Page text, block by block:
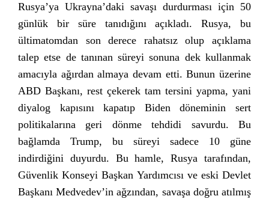
Rusya’ya Ukrayna’daki savaşı durdurması için 50
günlük bir süre tanıdığını açıkladı. Rusya, bu
ültimatomdan son derece rahatsız olup açıklama
talep etse de tanınan süreyi sonuna dek kullanmak
amacıyla ağırdan almaya devam etti. Bunun üzerine
ABD Başkanı, rest çekerek tam tersini yapma, yani
diyalog kapısını kapatıp Biden döneminin sert
politikalarına geri dönme tehdidi savurdu. Bu
bağlamda Trump, bu süreyi sadece 10 güne
indirdiğini duyurdu. Bu hamle, Rusya tarafından,
Güvenlik Konseyi Başkan Yardımcısı ve eski Devlet
Başkanı Medvedev’in ağzından, savaşa doğru atılmış